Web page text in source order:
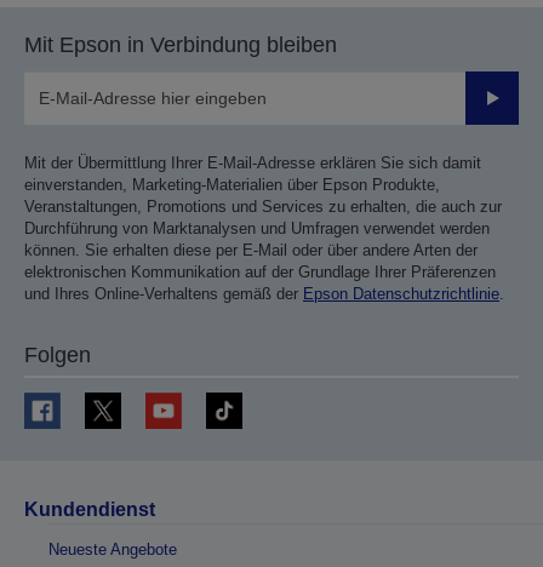
Mit Epson in Verbindung bleiben
Mit der Übermittlung Ihrer E-Mail-Adresse erklären Sie sich damit
einverstanden, Marketing-Materialien über Epson Produkte,
Veranstaltungen, Promotions und Services zu erhalten, die auch zur
Durchführung von Marktanalysen und Umfragen verwendet werden
können. Sie erhalten diese per E-Mail oder über andere Arten der
elektronischen Kommunikation auf der Grundlage Ihrer Präferenzen
und Ihres Online-Verhaltens gemäß der Epson Datenschutzrichtlinie
Folgen
Kundendienst
Neueste Angebote